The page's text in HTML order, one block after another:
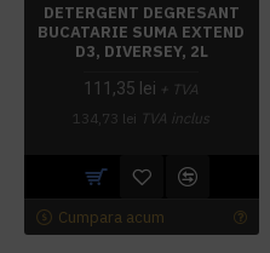
DETERGENT DEGRESANT
BUCATARIE SUMA EXTEND
D3, DIVERSEY, 2L
111,35 lei + TVA
134,73 lei TVA inclus
Cumpara acum